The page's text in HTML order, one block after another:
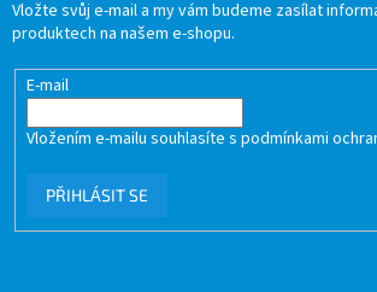
Vložte svůj e-mail a my vám budeme zasílat
produktech na našem e-shopu.
E-mail
Vložením e-mailu souhlasíte s podmínkami
PŘIHLÁSIT SE